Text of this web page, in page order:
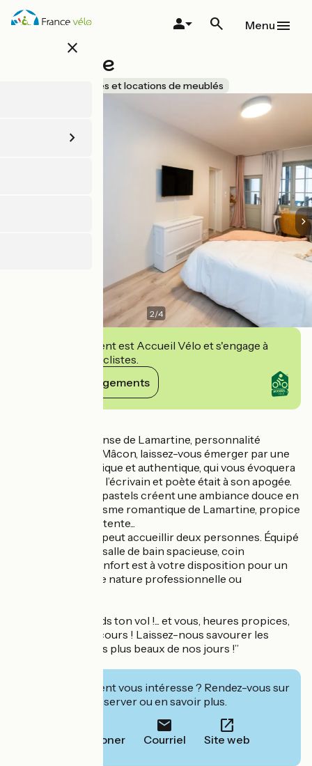
Aller
au
close
Menu
Lamartine
Gîtes et locations de meublés
2/4
Cet établissement est Accueil Vélo et s'engage à
accueillir des cyclistes.
Voir ses engagements
Inspirée de Alphonse de Lamartine, personnalité
emblématique de Mâcon, laissez-vous émerger par une
ambiance romantique et authentique, qui vous évoquera
la belle époque où l’écrivain et poète était à son apogée.
Ses tons rosés et pastels créent une ambiance douce en
accord avec le lyrisme romantique de Lamartine, propice
à des moments détente...
Cet appartement peut accueillir deux personnes. Équipé
d’une cuisine, une salle de bain spacieuse, coin
détente...tout le confort est à votre disposition pour un
séjour agréable, de nature professionnelle ou
“Ô temps, suspends ton vol !... et vous, heures propices,
suspendez votre cours ! Laissez-nous savourer les
rapides délices des plus beaux de nos jours !”
Cet établissement vous intéresse ? Rendez-vous sur
leur site pour réserver ou en savoir plus.
Téléphoner Courriel Site web